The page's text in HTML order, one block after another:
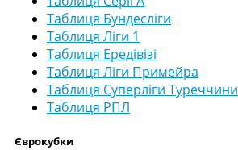
Таблиця Бундесліги
Таблиця Ліги 1
Таблиця Ередівізі
Таблиця Ліги Примейра
Таблиця Суперліги Туреччини
Таблиця РПЛ
Єврокубки